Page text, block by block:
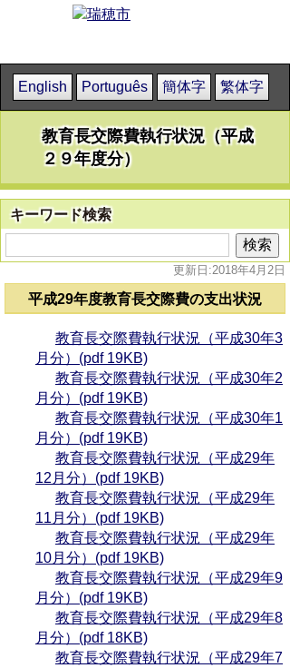
English Português 簡体字 繁体字
教育長交際費執行状況（平成
２９年度分）
キーワード検索
更新日:2018年4月2日
平成29年度教育長交際費の支出状況
教育長交際費執行状況（平成30年3
月分）(pdf 19KB)
教育長交際費執行状況（平成30年2
月分）(pdf 19KB)
教育長交際費執行状況（平成30年1
月分）(pdf 19KB)
教育長交際費執行状況（平成29年
12月分）(pdf 19KB)
教育長交際費執行状況（平成29年
11月分）(pdf 19KB)
教育長交際費執行状況（平成29年
10月分）(pdf 19KB)
教育長交際費執行状況（平成29年9
月分）(pdf 19KB)
教育長交際費執行状況（平成29年8
月分）(pdf 18KB)
教育長交際費執行状況（平成29年7